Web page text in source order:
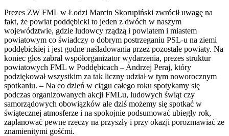
Prezes ZW FML w Łodzi Marcin Skorupiński zwrócił uwagę na
fakt, że powiat poddębicki to jeden z dwóch w naszym
województwie, gdzie ludowcy rządzą i powiatem i miastem
powiatowym co świadczy o dobrym postrzeganiu PSL-u na ziemi
poddębickiej i jest godne naśladowania przez pozostałe powiaty. Na
koniec głos zabrał współorganizator wydarzenia, prezes struktur
powiatowych FML w Poddębicach – Andrzej Peraj, który
podziękował wszystkim za tak liczny udział w tym noworocznym
spotkaniu. – Na co dzień w ciągu całego roku spotykamy się
podczas organizowanych akcji FMLu, ludowych świąt czy
samorządowych obowiązków ale dziś możemy się spotkać w
świątecznej atmosferze i na spokojnie podsumować ubiegły rok,
zaplanować pewne rzeczy na przyszły i przy okazji porozmawiać ze
znamienitymi gośćmi.